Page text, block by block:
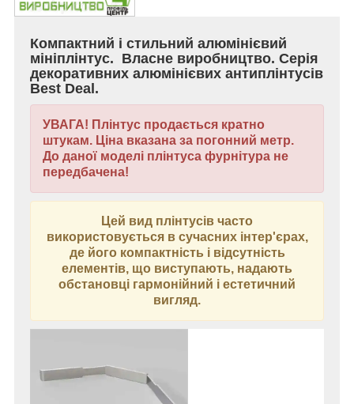
Компактний і стильний алюмінієвий
мініплінтус. Власне виробництво. Серія
декоративних алюмінієвих антиплінтусів
Best Deal.
УВАГА! Плінтус продається кратно
штукам. Ціна вказана за погонний метр.
До даної моделі плінтуса фурнітура не
передбачена!
Цей вид плінтусів часто
використовується в сучасних інтер'єрах,
де його компактність і відсутність
елементів, що виступають, надають
обстановці гармонійний і естетичний
вигляд.